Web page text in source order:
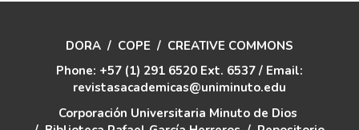
DORA / COPE / CREATIVE COMMONS
Phone: +57 (1) 291 6520 Ext. 6537 / Email:
revistasacademicas@uniminuto.edu
Corporación Universitaria Minuto de Dios